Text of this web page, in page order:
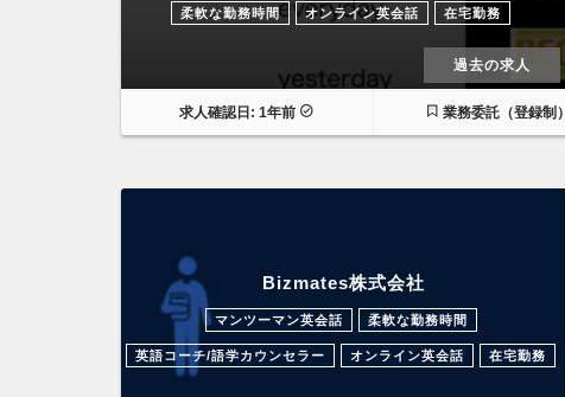
柔軟な勤務時間 オンライン英会話 在宅勤務
過去の求人
求人確認日: 1年前 業務委託（登録制）
Bizmates株式会社
マンツーマン英会話 柔軟な勤務時間
英語コーチ/語学カウンセラー オンライン英会話 在宅勤務